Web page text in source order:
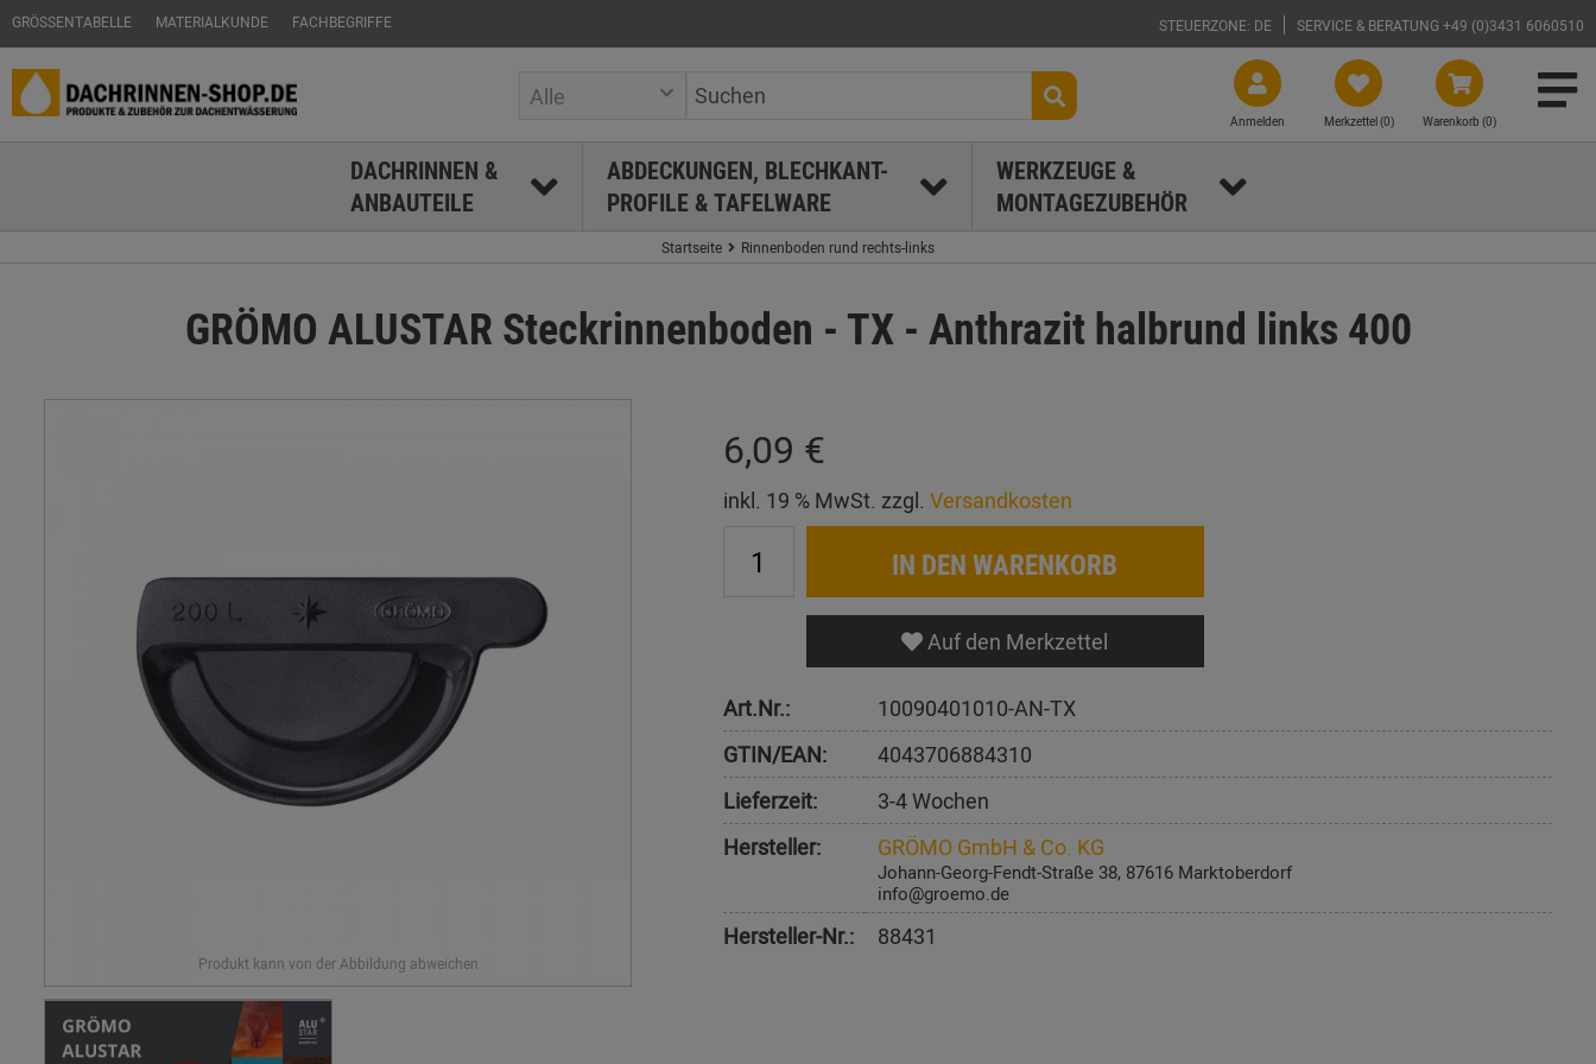
GRÖSSENTABELLE MATERIALKUNDE FACHBEGRIFFE STEUERZONE: DE SERVICE & BERATUNG +49 (0)3431 6060510
Warenkorb (0)
Merkzettel (0)
Anmelden
Alle
DACHRINNEN &
ANBAUTEILE
ABDECKUNGEN, BLECHKANT-
PROFILE & TAFELWARE
WERKZEUGE &
MONTAGEZUBEHÖR
Startseite Rinnenboden rund rechts-links
GRÖMO ALUSTAR Steckrinnenboden - TX - Anthrazit halbrund links 400
6,09 €
inkl. 19 % MwSt. zzgl. Versandkosten
IN DEN WARENKORB
Auf den Merkzettel
Art.Nr.:
10090401010-AN-TX
GTIN/EAN:
4043706884310
Lieferzeit:
3-4 Wochen
Hersteller:
GRÖMO GmbH & Co. KG
Johann-Georg-Fendt-Straße 38, 87616 Marktoberdorf
info@groemo.de
Hersteller-Nr.: 88431